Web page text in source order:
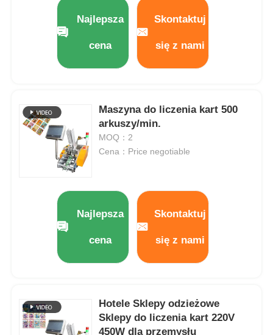
Rotacyjna maszyna do pakowania
Maszyna do wprowadzenia suszarki
Maszyna do liczenia kart
Maszyny do pakowania
maszyna do kartonowania
maszyna do pierogów
Najlepsza
cena
Skontaktuj
się z nami
Maszyna do liczenia kart 500
arkuszy/min.
MOQ：2
Cena：Price negotiable
Najlepsza
cena
Skontaktuj
się z nami
Hotele Sklepy odzieżowe
Sklepy do liczenia kart 220V
450W dla przemysłu